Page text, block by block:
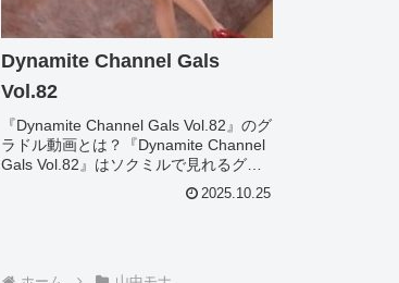
Dynamite Channel Gals
Vol.82
『Dynamite Channel Gals Vol.82』のグ
ラドル動画とは？『Dynamite Channel
Gals Vol.82』はソクミルで見れるグラ
ドル動画です。作品IDは496631のこの
2025.10.25